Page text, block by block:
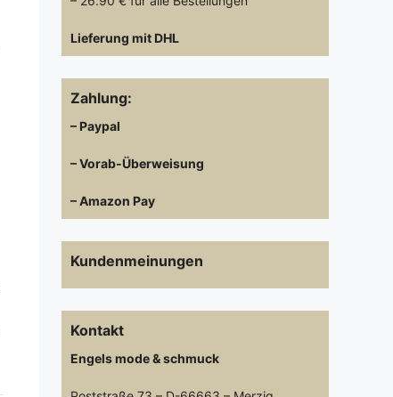
Lieferung mit DHL
Zahlung:
– Paypal
– Vorab-Überweisung
– Amazon Pay
Kundenmeinungen
Kontakt
Engels mode & schmuck